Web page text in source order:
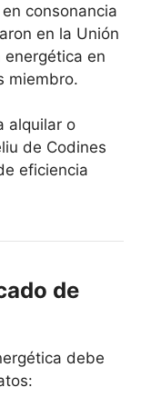
consonancia
en la Unión
energética en
miembro.
alquilar o
de Codines
eficiencia
de
debe